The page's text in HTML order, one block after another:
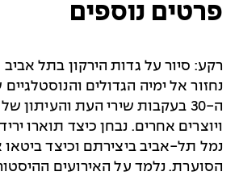
פרטים נוספים
רקע: סיור על גדות הירקון בתל
נחזור אל ימיה הגדולים
ה-30 בעקבות שירי העת והעיתון
ויוצרים אחרים. נבחן כיצד תוארו
נמל תל-אביב ביצירתם וכיצד
הסוערת. נלמד על האירועים